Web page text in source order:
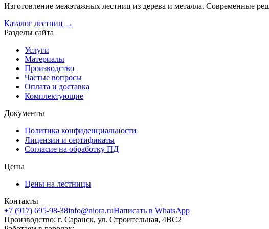
Изготовление межэтажных лестниц из дерева и металла. Современные
Каталог лестниц →
Разделы сайта
Услуги
Материалы
Производство
Частые вопросы
Оплата и доставка
Комплектующие
Документы
Политика конфиденциальности
Лицензии и сертификаты
Согласие на обработку ПД
Цены
Цены на лестницы
Контакты
+7 (917) 695-98-38info@niora.ruНаписать в WhatsApp
Производство: г. Саранск, ул. Строительная, 4ВС2